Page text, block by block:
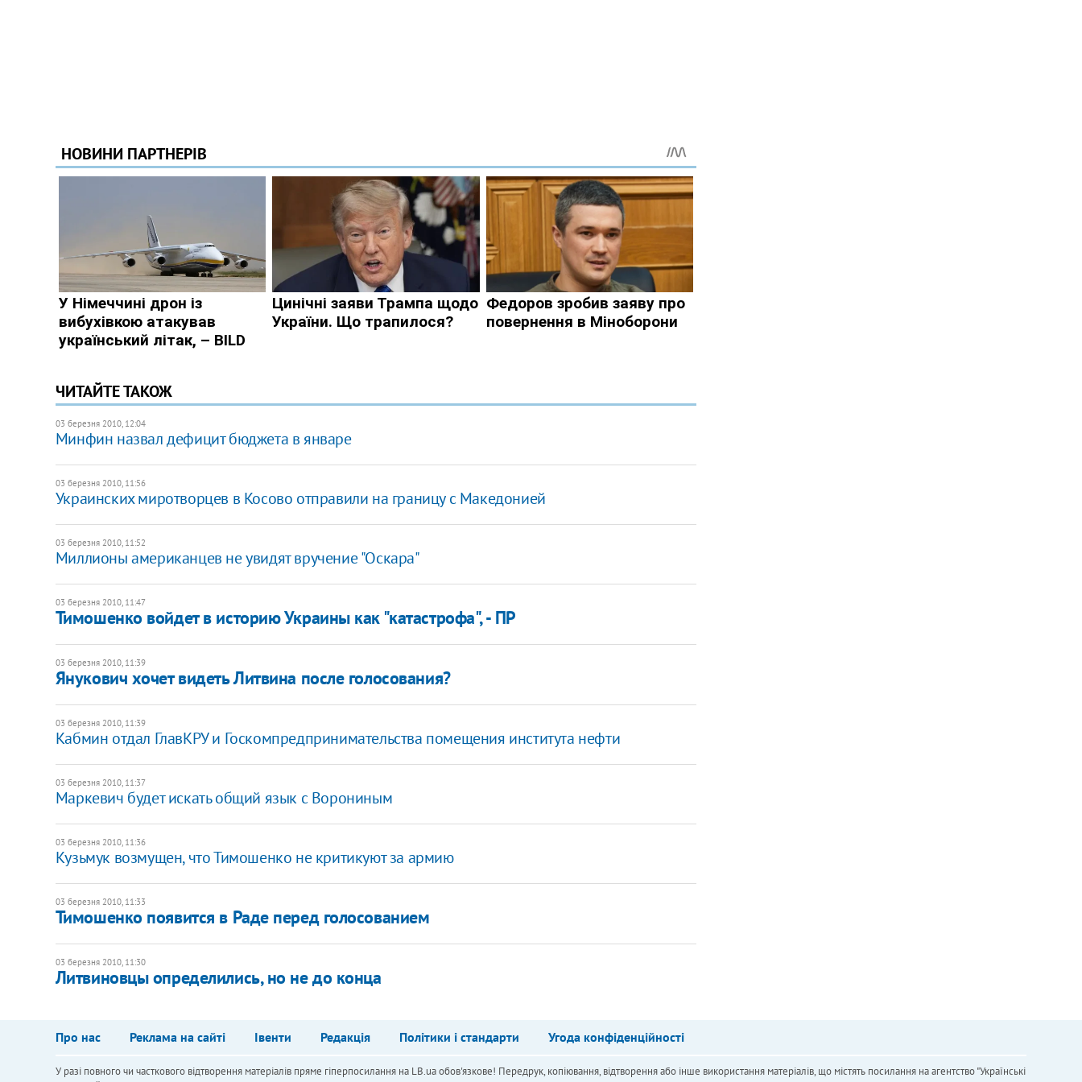
ЧИТАЙТЕ ТАКОЖ
03 березня 2010, 12:04
Минфин назвал дефицит бюджета в январе
03 березня 2010, 11:56
Украинских миротворцев в Косово отправили на границу с Македонией
03 березня 2010, 11:52
Миллионы американцев не увидят вручение "Оскара"
03 березня 2010, 11:47
Тимошенко войдет в историю Украины как "катастрофа", - ПР
03 березня 2010, 11:39
Янукович хочет видеть Литвина после голосования?
03 березня 2010, 11:39
Кабмин отдал ГлавКРУ и Госкомпредпринимательства помещения института нефти
03 березня 2010, 11:37
Маркевич будет искать общий язык с Ворониным
03 березня 2010, 11:36
Кузьмук возмущен, что Тимошенко не критикуют за армию
03 березня 2010, 11:33
Тимошенко появится в Раде перед голосованием
03 березня 2010, 11:30
Литвиновцы определились, но не до конца
Про нас Реклама на сайті Івенти Редакція Політики і стандарти Угода конфіденційності
У разі повного чи часткового відтворення матеріалів пряме гіперпосилання на LB.ua обов'язкове! Передрук, копіювання, відтворення або інше використання матеріалів, що містять посилання на агентство "Українськi